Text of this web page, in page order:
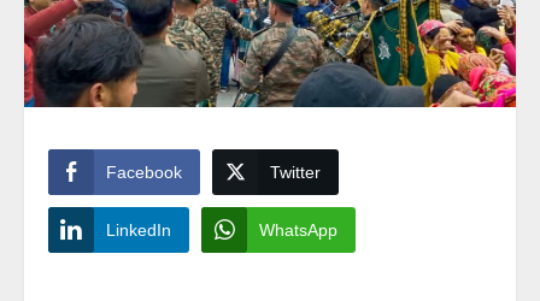
Facebook Twitter
LinkedIn WhatsApp